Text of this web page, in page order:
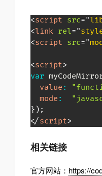
<script src="
<link rel="
<script src="
<script>
var
value :
mode :
} ) ;
</script>
相关链接
官方网站： https://